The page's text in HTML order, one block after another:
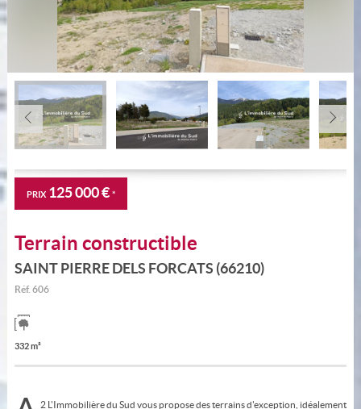
PRIX125 000 € *
Terrain constructible
SAINT PIERRE DELS FORCATS (66210)
Réf. 606
332 m²
2 L'Immobilière du Sud vous propose des terrains d'exception, idéalement